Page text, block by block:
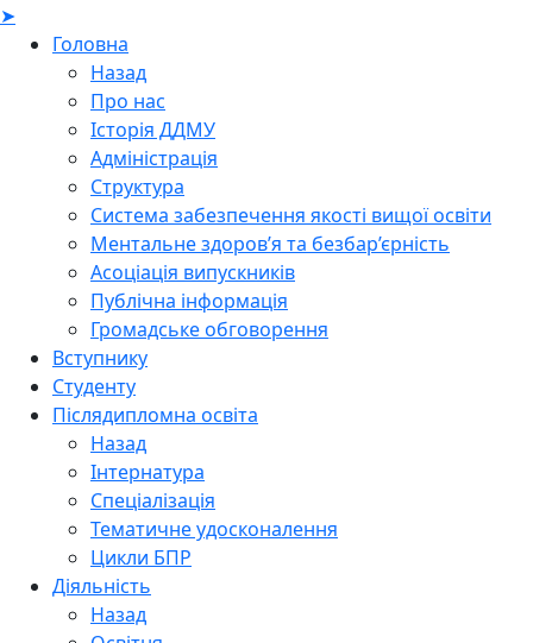
➤
Головна
Назад
Про нас
Історія ДДМУ
Адміністрація
Структура
Система забезпечення якості вищої освіти
Ментальне здоров’я та безбар’єрність
Асоціація випускників
Публічна інформація
Громадське обговорення
Вступнику
Студенту
Післядипломна освіта
Назад
Інтернатура
Спеціалізація
Тематичне удосконалення
Цикли БПР
Діяльність
Назад